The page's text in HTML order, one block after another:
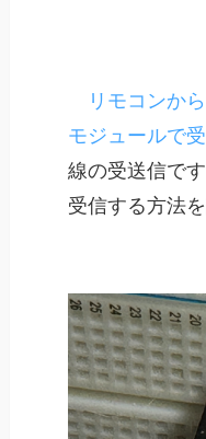
リモコンか
モジュールで
線の受送信で
受信する方法